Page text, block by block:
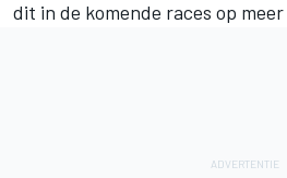
dit in de komende races op